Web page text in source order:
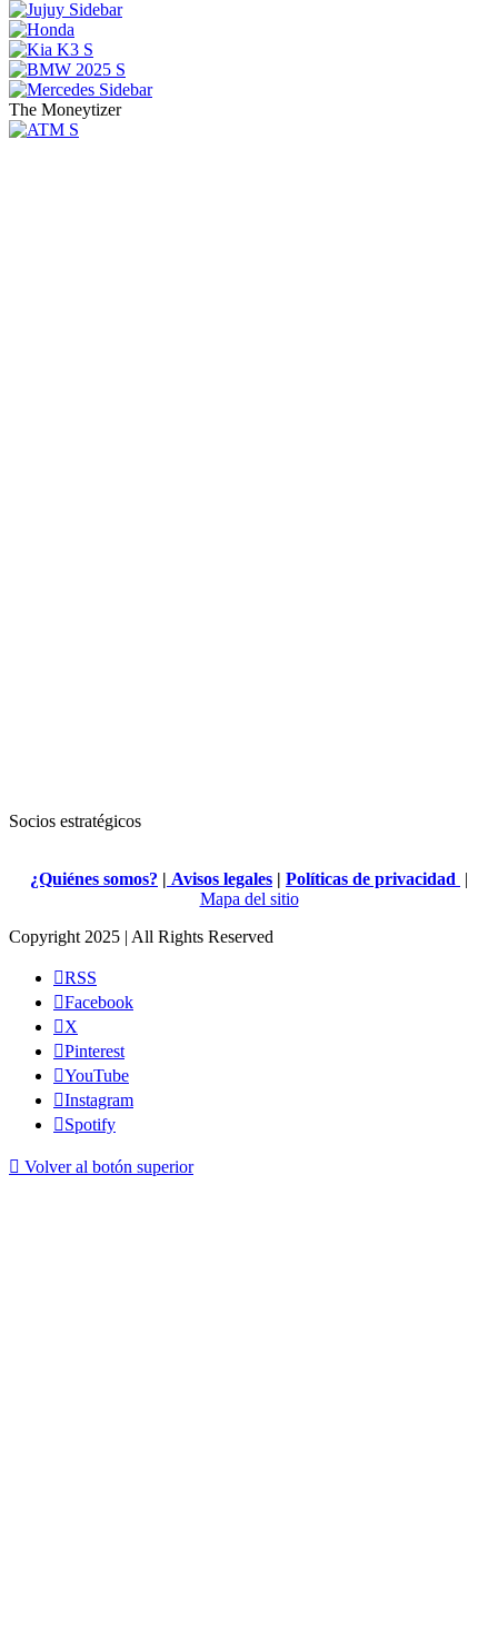
The Moneytizer
Socios estratégicos
¿Quiénes somos? | Avisos legales | Políticas de privacidad |
Mapa del sitio
Copyright 2025 | All Rights Reserved
RSS
Facebook
X
Pinterest
YouTube
Instagram
Spotify
Volver al botón superior